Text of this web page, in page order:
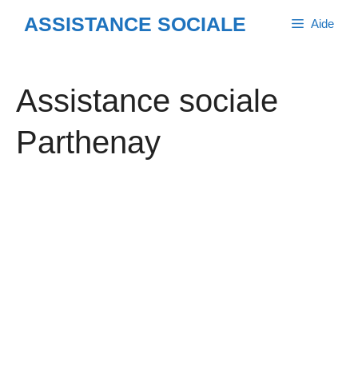
ASSISTANCE SOCIALE Aide
Assistance sociale
Parthenay